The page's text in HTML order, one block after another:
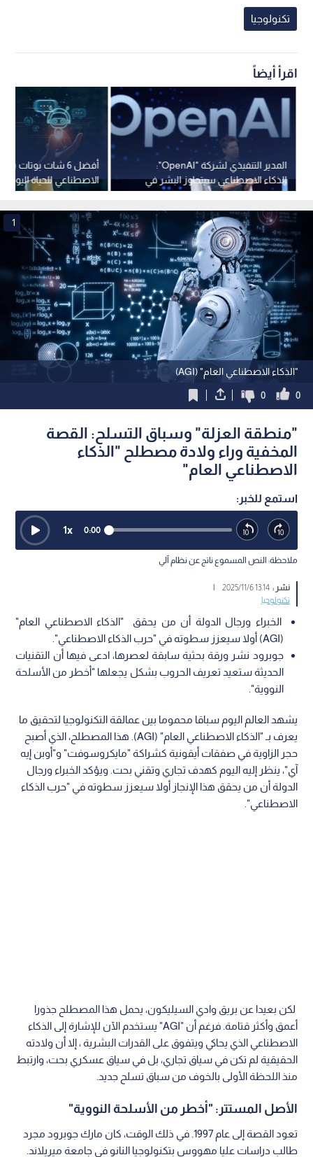
تكنولوجيا
اقرأ أيضاً
أفضل 6 شات بوتات
الاصطناعي للحياة اليومية
المدير التنفيذي لشركة "OpenAI":
الذكاء الاصطناعي سيتجاوز البشر في
2026
"الذكاء الاصطناعي العام" (AGI)
1
0
0
"منطقة العزلة" وسباق التسلح: القصة
المخفية وراء ولادة مصطلح "الذكاء
الاصطناعي العام"
استمع للخبر:
0:00
1x
ملاحظة: النص المسموع ناتج عن نظام آلي
نشر :13:14 2025/11/6
|
تكنولوجيا
الخبراء ورجال الدولة أن من يحقق "الذكاء الاصطناعي العام"
(AGI) أولا سيعزز سطوته في "حرب الذكاء الاصطناعي".
جوبرود نشر ورقة بحثية سابقة لعصرها، ادعى فيها أن التقنيات
الحديثة ستعيد تعريف الحروب بشكل يجعلها "أخطر من الأسلحة
النووية".
يشهد العالم اليوم سباقا محموما بين عمالقة التكنولوجيا لتحقيق ما
يعرف بـ "الذكاء الاصطناعي العام" (AGI). هذا المصطلح، الذي أصبح
حجر الزاوية في صفقات أيقونية كشراكة "مايكروسوفت" و"أوبن إيه
آي"، ينظر إليه اليوم كهدف تجاري وتقني بحت. ويؤكد الخبراء ورجال
الدولة أن من يحقق هذا الإنجاز أولا سيعزز سطوته في "حرب الذكاء
الاصطناعي".
لكن بعيدا عن بريق وادي السيليكون، يحمل هذا المصطلح جذورا
أعمق وأكثر قتامة. فرغم أن "AGI" يستخدم الآن للإشارة إلى الذكاء
الاصطناعي الذي يحاكي ويتفوق على القدرات البشرية ، إلا أن ولادته
الحقيقية لم تكن في سياق تجاري، بل في سياق عسكري بحت، وارتبط
منذ اللحظة الأولى بالخوف من سباق تسلح جديد.
الأصل المستتر: "أخطر من الأسلحة النووية"
تعود القصة إلى عام 1997. في ذلك الوقت، كان مارك جوبرود مجرد
طالب دراسات عليا مهووس بتكنولوجيا النانو في جامعة ميريلاند.